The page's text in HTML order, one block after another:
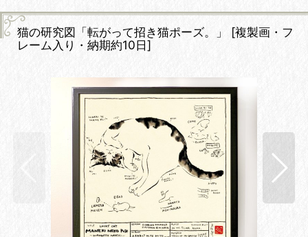
猫の研究図「転がって招き猫ポーズ。」 [複製画・フ
レーム入り・納期約10日]